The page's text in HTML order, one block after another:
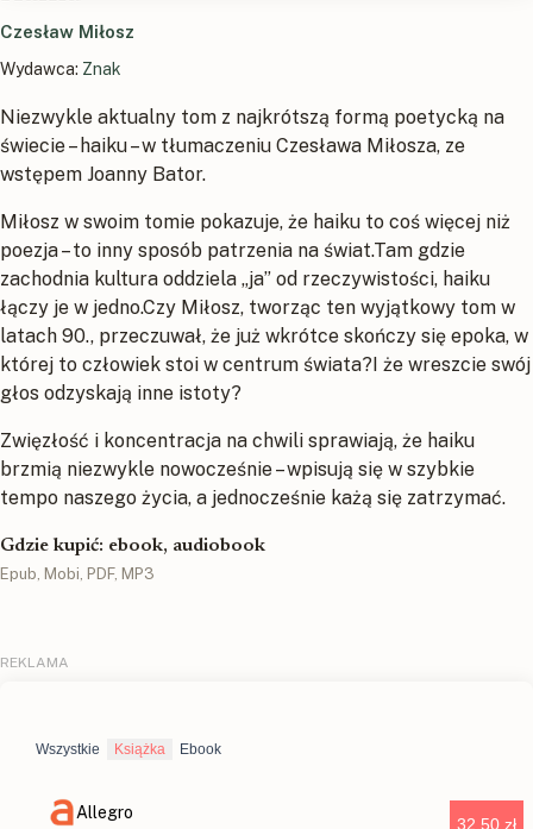
Czesław Miłosz
Wydawca: Znak
Niezwykle aktualny tom z najkrótszą formą poetycką na
świecie – haiku – w tłumaczeniu Czesława Miłosza, ze
wstępem Joanny Bator.
Miłosz w swoim tomie pokazuje, że haiku to coś więcej niż
poezja – to inny sposób patrzenia na świat.Tam gdzie
zachodnia kultura oddziela „ja” od rzeczywistości, haiku
łączy je w jedno.Czy Miłosz, tworząc ten wyjątkowy tom w
latach 90., przeczuwał, że już wkrótce skończy się epoka, w
której to człowiek stoi w centrum świata?I że wreszcie swój
głos odzyskają inne istoty?
Zwięzłość i koncentracja na chwili sprawiają, że haiku
brzmią niezwykle nowocześnie – wpisują się w szybkie
tempo naszego życia, a jednocześnie każą się zatrzymać.
Gdzie kupić: ebook, audiobook
Epub, Mobi, PDF, MP3